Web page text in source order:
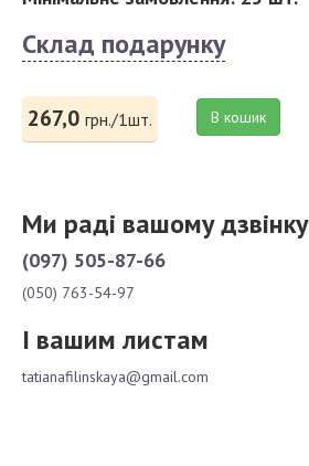
Склад подарунку
267,0 грн./1шт. В кошик
Ми раді вашому дзвінку
(097) 505-87-66
(050) 763-54-97
І вашим листам
tatianafilinskaya@gmail.com